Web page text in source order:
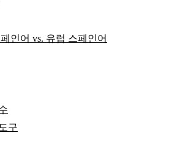
인어 vs. 유럽 스페인어
구